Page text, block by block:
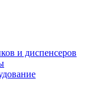
и диспенсеров